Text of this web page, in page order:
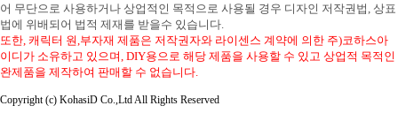
어 무단으로 사용하거나 상업적인 목적으로 사용될 경우 디자인 저작권법, 상표
법에 위배되어 법적 제재를 받을수 있습니다.
또한, 캐릭터 원,부자재 제품은 저작권자와 라이센스 계약에 의한 주)코하스아
이디가 소유하고 있으며, DIY용으로 해당 제품을 사용할 수 있고 상업적 목적인
완제품을 제작하여 판매할 수 없습니다.
Copyright (c) KohasiD Co.,Ltd All Rights Reserved